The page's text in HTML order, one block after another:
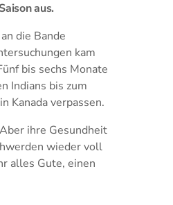
aus.
die Bande
kam
bis sechs Monate
Indians bis zum
Kanada verpassen.
ihre Gesundheit
wieder voll
alles Gute, einen